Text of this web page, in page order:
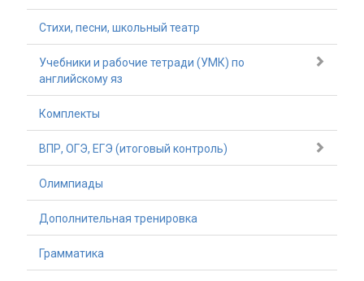
Стихи, песни, школьный театр
Учебники и рабочие тетради (УМК) по
английскому яз
Комплекты
ВПР, ОГЭ, ЕГЭ (итоговый контроль)
Олимпиады
Дополнительная тренировка
Грамматика